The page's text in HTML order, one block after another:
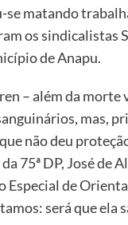
matando
os sindicalistas
de Anapu.
– além da
mas,
não deu
75ª DP, José de
de
será que